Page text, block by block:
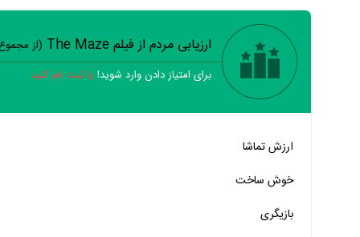
خیر
خیر
خیر
ارزیابی مردم از فیلم The Maze (از مجموع
برای امتیاز دادن وارد شوید! یا ثبت نام کنید
ارزش تماشا
خوش ساخت
بازیگری